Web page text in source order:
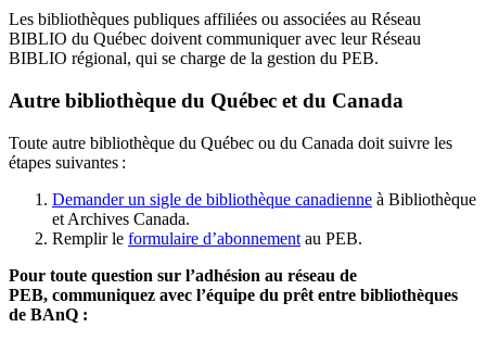
Les bibliothèques publiques affiliées ou associées au Réseau
BIBLIO du Québec doivent communiquer avec leur Réseau
BIBLIO régional, qui se charge de la gestion du PEB.
Autre bibliothèque du Québec et du Canada
Toute autre bibliothèque du Québec ou du Canada doit suivre les
étapes suivantes :
Demander un sigle de bibliothèque canadienne à Bibliothèque
et Archives Canada.
Remplir le formulaire d’abonnement au PEB.
Pour toute question sur l’adhésion au réseau de
PEB, communiquez avec l’équipe du prêt entre bibliothèques
de BAnQ :